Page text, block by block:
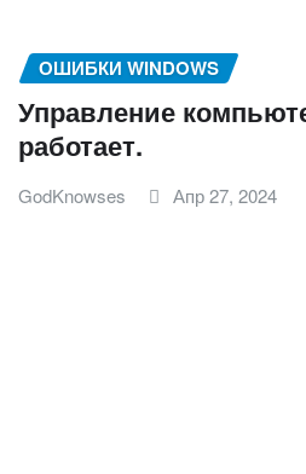
ОШИБКИ WINDOWS
Управление
работает.
GodKnowses Апр 27, 2024